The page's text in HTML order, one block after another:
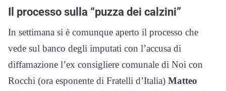
Il processo sulla “puzza dei calzini”
In settimana si è comunque aperto il processo che
vede sul banco degli imputati con l’accusa di
diffamazione l’ex consigliere comunale di Noi con
Rocchi (ora esponente di Fratelli d’Italia) Matteo